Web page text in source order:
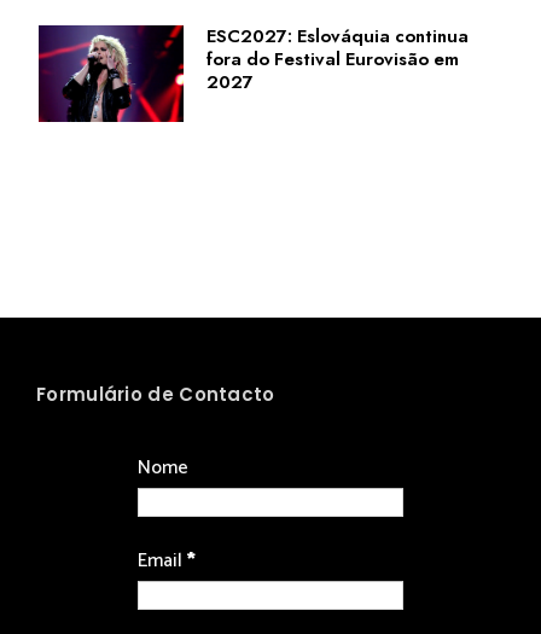
ESC2027: Eslováquia continua
fora do Festival Eurovisão em
2027
Formulário de Contacto
Nome
Email*